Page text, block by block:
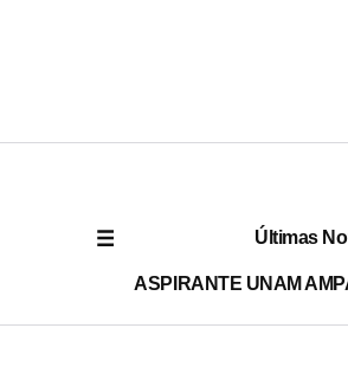
Últimas
ASPIRANTE UNAM